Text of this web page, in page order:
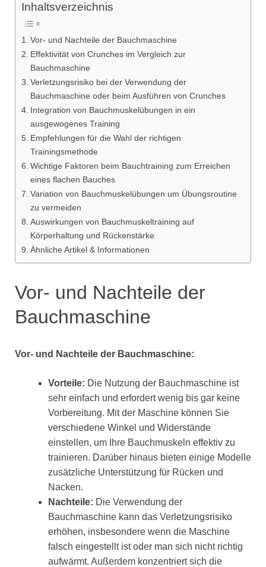
Inhaltsverzeichnis
Vor- und Nachteile der Bauchmaschine
Effektivität von Crunches im Vergleich zur
Bauchmaschine
Verletzungsrisiko bei der Verwendung der
Bauchmaschine oder beim Ausführen von Crunches
Integration von Bauchmuskelübungen in ein
ausgewogenes Training
Empfehlungen für die Wahl der richtigen
Trainingsmethode
Wichtige Faktoren beim Bauchtraining zum Erreichen
eines flachen Bauches
Variation von Bauchmuskelübungen um Übungsroutine
zu vermeiden
Auswirkungen von Bauchmuskeltraining auf
Körperhaltung und Rückenstärke
Ähnliche Artikel & Informationen
Vor- und Nachteile der
Bauchmaschine
Vor- und Nachteile der Bauchmaschine:
Vorteile: Die Nutzung der Bauchmaschine ist
sehr einfach und erfordert wenig bis gar keine
Vorbereitung. Mit der Maschine können Sie
verschiedene Winkel und Widerstände
einstellen, um Ihre Bauchmuskeln effektiv zu
trainieren. Darüber hinaus bieten einige Modelle
zusätzliche Unterstützung für Rücken und
Nacken.
Nachteile: Die Verwendung der
Bauchmaschine kann das Verletzungsrisiko
erhöhen, insbesondere wenn die Maschine
falsch eingestellt ist oder man sich nicht richtig
aufwärmt. Außerdem konzentriert sich die